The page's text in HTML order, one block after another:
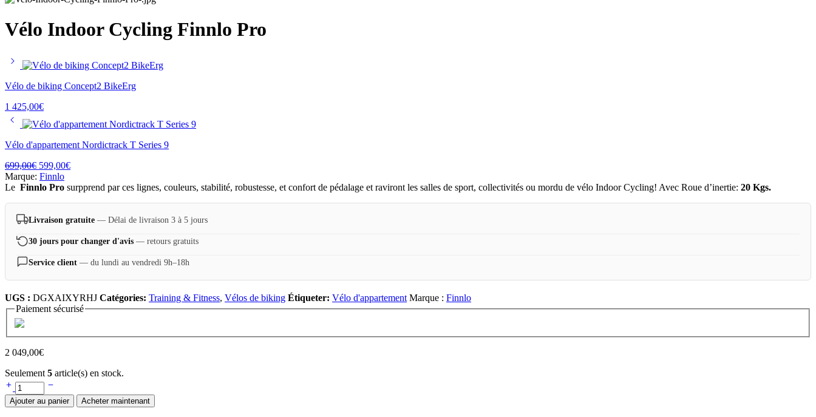
Vélo Indoor Cycling Finnlo Pro
Vélo de biking Concept2 BikeErg
1 425,00€
Vélo d'appartement Nordictrack T Series 9
699,00€ 599,00€
Marque: Finnlo
Le Finnlo Pro surpprend par ces lignes, couleurs, stabilité, robustesse, et confort de pédalage et raviront les salles de sport, collectivités ou mordu de vélo Indoor Cycling! Avec Roue d’inertie: 20 Kgs.
Livraison gratuite — Délai de livraison 3 à 5 jours
30 jours pour changer d'avis — retours gratuits
Service client — du lundi au vendredi 9h–18h
UGS : DGXAIXYRHJ Catégories: Training & Fitness, Vélos de biking Étiqueter: Vélo d'appartement Marque : Finnlo
Paiement sécurisé
2 049,00€
Seulement 5 article(s) en stock.
Ajouter au panier Acheter maintenant